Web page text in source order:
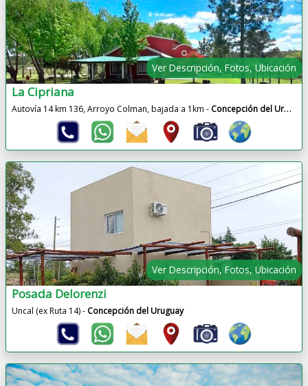
Ver Descripción, Fotos, Ubicación
La Cipriana
Autovía 14 km 136, Arroyo Colman, bajada a 1km - Concepción del Uruguay
Ver Descripción, Fotos, Ubicación
Posada Delorenzi
Uncal (ex Ruta 14) - Concepción del Uruguay